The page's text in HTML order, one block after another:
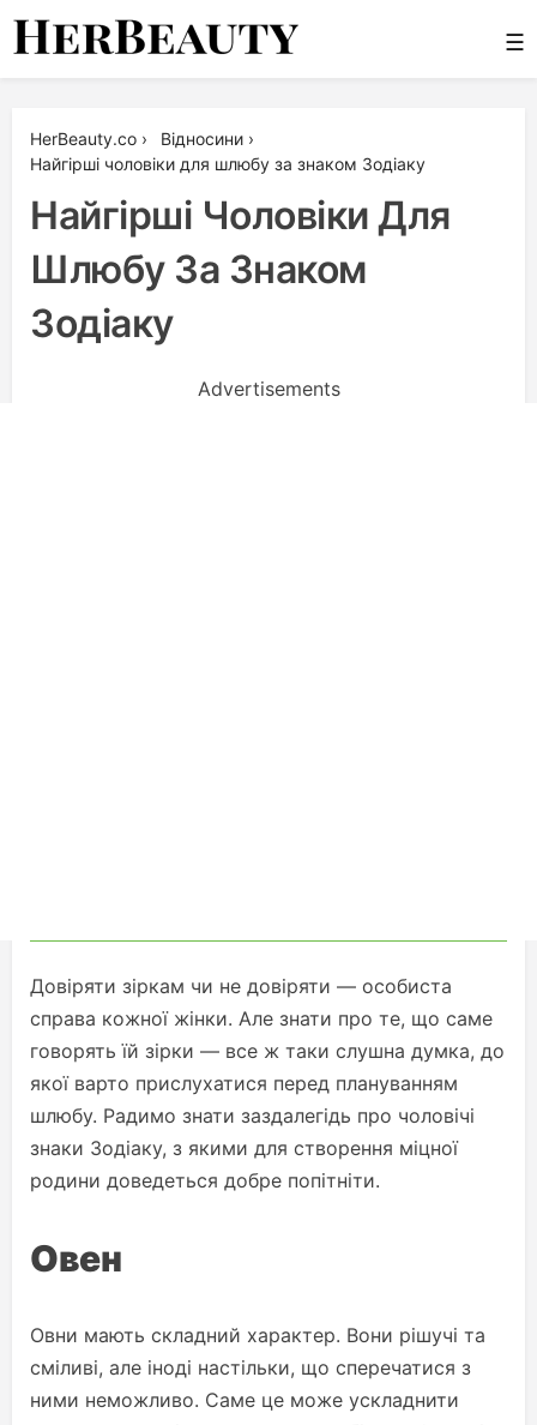
Skip
☰
HerBeauty.co › Відносини ›
Найгірші чоловіки для шлюбу за знаком Зодіаку
Найгірші Чоловіки Для
Шлюбу За Знаком
Зодіаку
Advertisements
Довіряти зіркам чи не довіряти — особиста
справа кожної жінки. Але знати про те, що саме
говорять їй зірки — все ж таки слушна думка, до
якої варто прислухатися перед плануванням
шлюбу. Радимо знати заздалегідь про чоловічі
знаки Зодіаку, з якими для створення міцної
родини доведеться добре попітніти.
Овен
Овни мають складний характер. Вони рішучі та
сміливі, але іноді настільки, що сперечатися з
ними неможливо. Саме це може ускладнити